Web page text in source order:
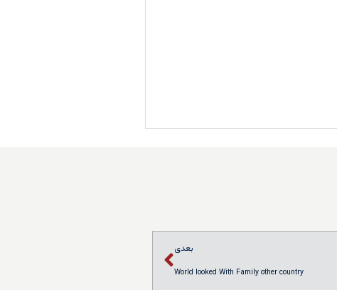
بعدی
World looked With Family other country